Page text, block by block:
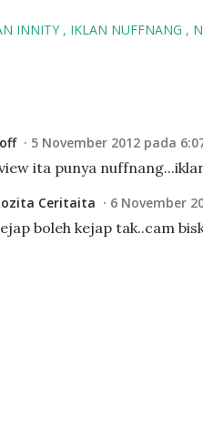
INNITY IKLAN NUFFNANG
5 November 2012 pada
ita punya
Ceritaita 6 November
boleh kejap tak..cam